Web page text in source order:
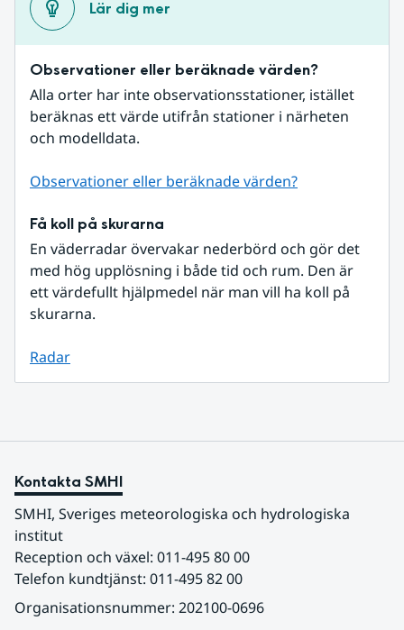
Lär dig mer
Observationer eller beräknade värden?
Alla orter har inte observationsstationer, istället
beräknas ett värde utifrån stationer i närheten
och modelldata.
Observationer eller beräknade värden?
Få koll på skurarna
En väderradar övervakar nederbörd och gör det
med hög upplösning i både tid och rum. Den är
ett värdefullt hjälpmedel när man vill ha koll på
skurarna.
Radar
Kontakta SMHI
SMHI, Sveriges meteorologiska och hydrologiska
institut
Reception och växel: 011-495 80 00
Telefon kundtjänst: 011-495 82 00
Organisationsnummer: 202100-0696